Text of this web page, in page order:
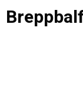
Saltar
al